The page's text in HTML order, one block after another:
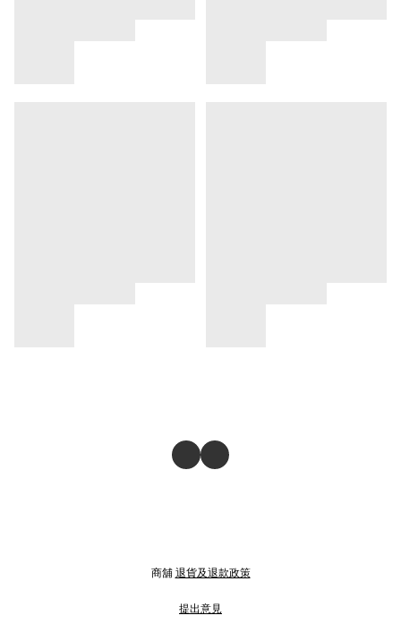
商舖 退貨及退款政策
提出意見